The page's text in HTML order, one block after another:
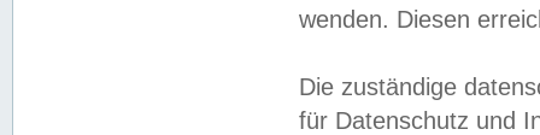
wenden. Diesen
Die zuständige
für Datenschutz und